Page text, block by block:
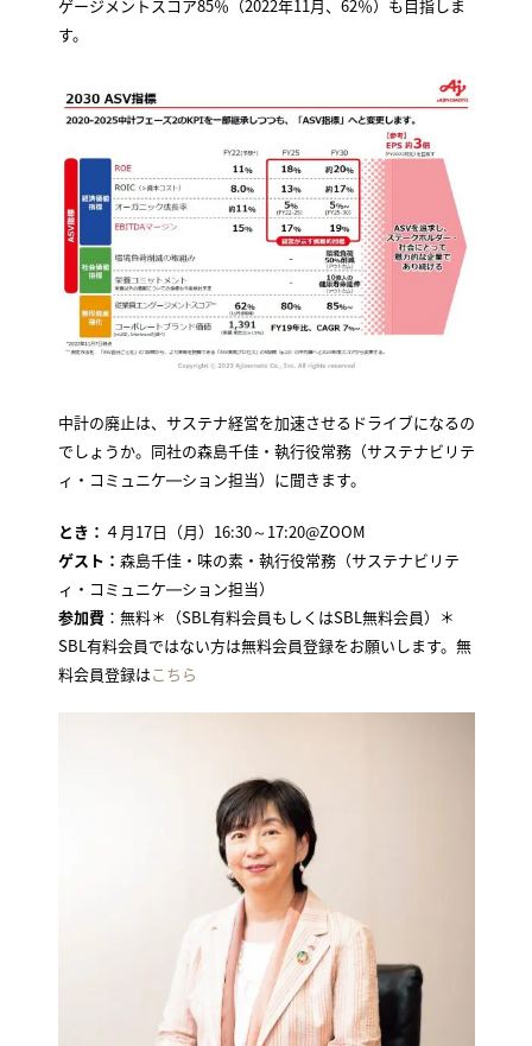
ゲージメントスコア85％（2022年11月、62％）も目指しま
す。
中計の廃止は、サステナ経営を加速させるドライブになるの
でしょうか。同社の森島千佳・執行役常務（サステナビリテ
ィ・コミュニケ―ション担当）に聞きます。
とき： ４月17日（月）16:30～17:20@ZOOM
ゲスト： 森島千佳・味の素・執行役常務（サステナビリテ
ィ・コミュニケ―ション担当）
参加費：無料＊（SBL有料会員もしくはSBL無料会員）＊
SBL有料会員ではない方は無料会員登録をお願いします。無
料会員登録はこちら